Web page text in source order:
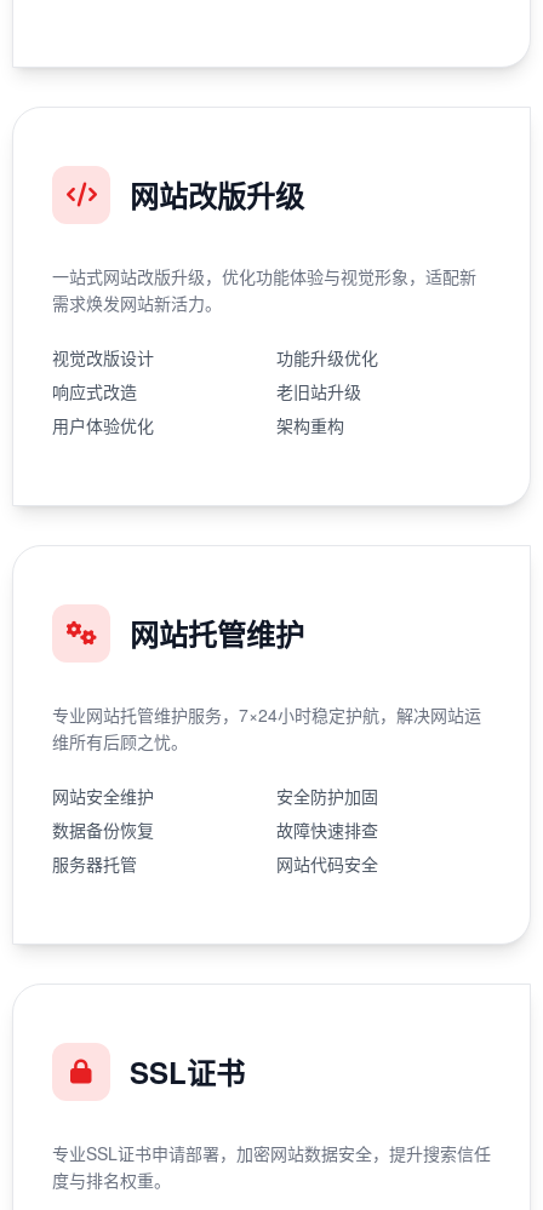
网站改版升级
一站式网站改版升级，优化功能体验与视觉形象，适配新
需求焕发网站新活力。
视觉改版设计
功能升级优化
响应式改造
老旧站升级
用户体验优化
架构重构
网站托管维护
专业网站托管维护服务，7×24小时稳定护航，解决网站运
维所有后顾之忧。
网站安全维护
安全防护加固
数据备份恢复
故障快速排查
服务器托管
网站代码安全
SSL证书
专业SSL证书申请部署，加密网站数据安全，提升搜索信任
度与排名权重。